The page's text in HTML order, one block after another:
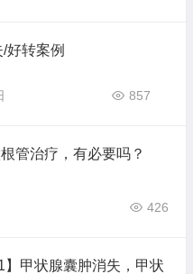
好转案例
857
管治疗，有必要吗？
426
】甲状腺囊肿消失，甲状